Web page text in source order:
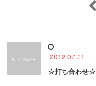
2012.07.31
☆打ち合わせ☆